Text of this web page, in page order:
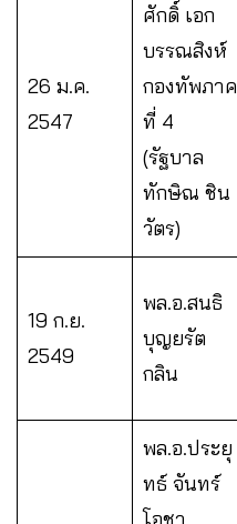
26 ม.ค.
2547
ศักดิ์ เอก
บรรณสิงห์
กองทัพภาค
ที่ 4
(รัฐบาล
ทักษิณ ชิน
วัตร)
19 ก.ย.
2549
พล.อ.สนธิ
บุญยรัต
กลิน
พล.อ.ประยุ
ทธ์ จันทร์
โอชา